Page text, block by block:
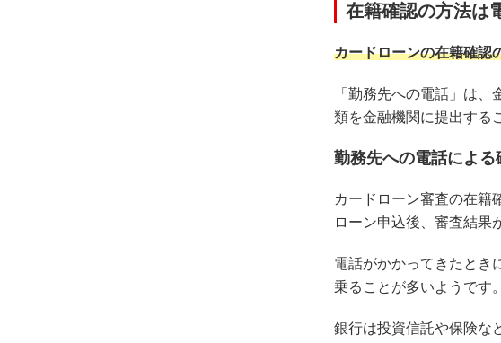
在籍確認の方法は
カードローンの在籍確認
「勤務先への電話」は
類を金融機関に提出する
勤務先への電話によ
カードローン審査の在籍
ローン申込後、審査結果
電話がかかってきたとき
乗ることが多いようです
銀行は投資信託や保険な